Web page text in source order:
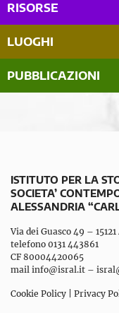
RISORSE
LUOGHI
PUBBLICAZIONI
ISTITUTO PER LA
SOCIETA’
ALESSANDRIA
Via dei Guasco 49 –
telefono 0131 443861
CF 80004420065
mail info@isral.it –
Cookie Policy Privacy